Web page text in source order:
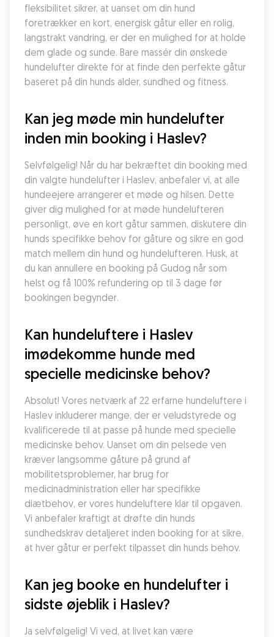
fleksibilitet sikrer, at uanset om din hund
foretrækker en kort, energisk gåtur eller en rolig,
langstrakt vandring, er der en mulighed for at holde
dem glade og sunde. Bare massér din ønskede
hundelufter direkte for at finde den perfekte gåtur
baseret på din hunds alder, sundhed og fitness.
Kan jeg møde min hundelufter
inden min booking i Haslev?
Selvfølgelig! Når du har bekræftet din booking med
din valgte hundelufter i Haslev, anbefaler vi, at alle
hundeejere arrangerer et møde og hilsen. Dette
giver dig mulighed for at møde hundelufteren
personligt, øve en kort gåtur sammen, diskutere din
hunds specifikke behov for gåture og sikre en god
match mellem din hund og hundelufteren. Husk, at
du kan annullere en booking på Gudog når som
helst og få 100% refundering op til 3 dage før
bookingen begynder.
Kan hundeluftere i Haslev
imødekomme hunde med
specielle medicinske behov?
Absolut! Vores netværk af 22 erfarne hundeluftere i
Haslev inkluderer mange, der er veludstyrede og
kvalificerede til at passe på hunde med specielle
medicinske behov. Uanset om din pelsede ven
kræver langsomme gåture på grund af
mobilitetsproblemer, har brug for
medicinadministration eller har specifikke
diætbehov, er vores hundeluftere klar til opgaven.
Vi anbefaler kraftigt at drøfte din hunds
sundhedskrav detaljeret inden booking for at sikre,
at hver gåtur er perfekt tilpasset din hunds behov.
Kan jeg booke en hundelufter i
sidste øjeblik i Haslev?
Ja selvfølgelig! Vi ved, at livet kan være